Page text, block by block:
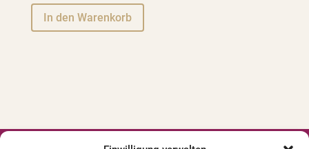
In den Warenkorb
A
t
i